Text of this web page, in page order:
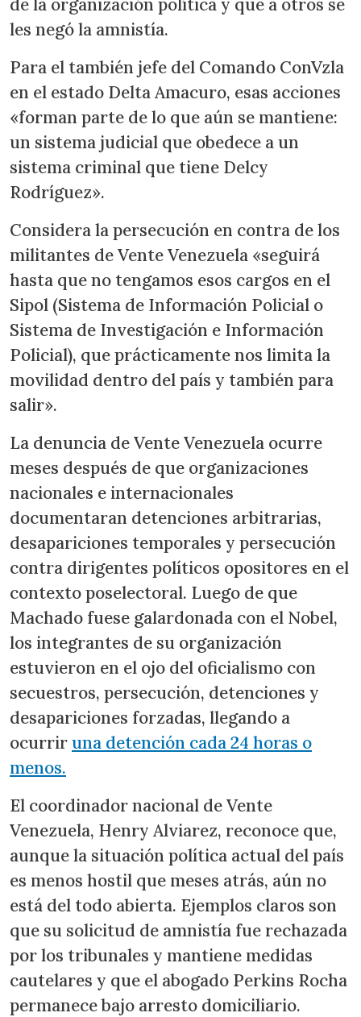
les negó la amnistía.
Para el también jefe del Comando ConVzla
en el estado Delta Amacuro, esas acciones
«forman parte de lo que aún se mantiene:
un sistema judicial que obedece a un
sistema criminal que tiene Delcy
Rodríguez».
Considera la persecución en contra de los
militantes de Vente Venezuela «seguirá
hasta que no tengamos esos cargos en el
Sipol (Sistema de Información Policial o
Sistema de Investigación e Información
Policial), que prácticamente nos limita la
movilidad dentro del país y también para
salir».
La denuncia de Vente Venezuela ocurre
meses después de que organizaciones
nacionales e internacionales
documentaran detenciones arbitrarias,
desapariciones temporales y persecución
contra dirigentes políticos opositores en el
contexto poselectoral. Luego de que
Machado fuese galardonada con el Nobel,
los integrantes de su organización
estuvieron en el ojo del oficialismo con
secuestros, persecución, detenciones y
desapariciones forzadas, llegando a
ocurriruna detención cada 24 horas o
menos.
El coordinador nacional de Vente
Venezuela, Henry Alviarez, reconoce que,
aunque la situación política actual del país
es menos hostil que meses atrás, aún no
está del todo abierta. Ejemplos claros son
que su solicitud de amnistía fue rechazada
por los tribunales y mantiene medidas
cautelares y que el abogado Perkins Rocha
permanece bajo arresto domiciliario.